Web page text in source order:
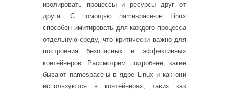
изолировать процессы и ресурсы друг от
друга. С помощью namespace-ов Linux
способен имитировать для каждого процесса
отдельную среду, что критически важно для
построения безопасных и эффективных
контейнеров. Рассмотрим подробнее, какие
бывают namespace-ы в ядре Linux и как они
используются в контейнерах, таких как